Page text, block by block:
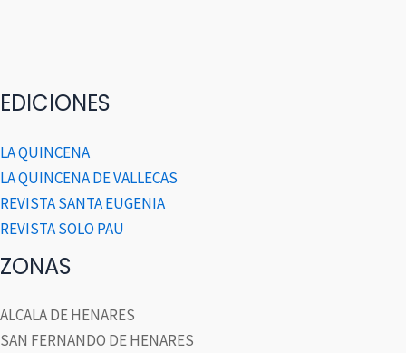
EDICIONES
LA QUINCENA
LA QUINCENA DE VALLECAS
REVISTA SANTA EUGENIA
REVISTA SOLO PAU
ZONAS
ALCALA DE HENARES
SAN FERNANDO DE HENARES